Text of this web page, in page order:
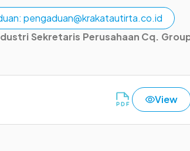
pengaduan@krakatautirta.co.id
Sekretaris Perusahaan Cq.
View